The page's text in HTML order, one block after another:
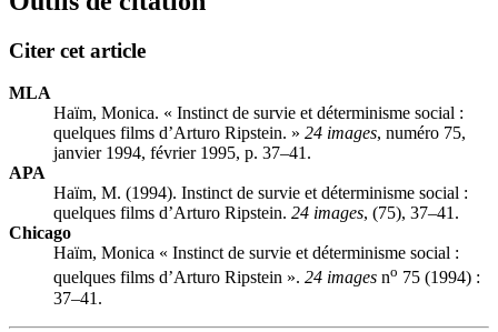
Citer cet article
MLA
Haïm, Monica. « Instinct de survie et déterminisme social :
quelques films d’Arturo Ripstein. » 24 images, numéro 75,
janvier 1994, février 1995, p. 37–41.
APA
Haïm, M. (1994). Instinct de survie et déterminisme social :
quelques films d’Arturo Ripstein. 24 images, (75), 37–41.
Chicago
Haïm, Monica « Instinct de survie et déterminisme social :
quelques films d’Arturo Ripstein ». 24 images no 75 (1994) :
37–41.